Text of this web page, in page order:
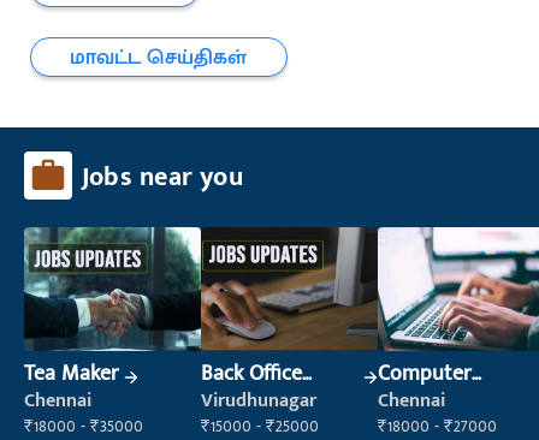
மாவட்ட செய்திகள்
Jobs near you
Tea Maker
Chennai
₹18000 - ₹35000
Back Office
Executive
(Administration)
Virudhunagar
₹15000 - ₹25000
Computer
Operator
Chennai
₹18000 - ₹27000